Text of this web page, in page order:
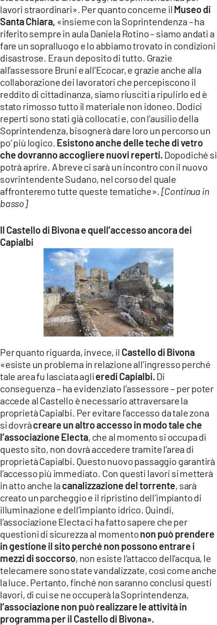
lavori straordinari». Per quanto concerne il Museo di
Santa Chiara, «insieme con la Soprintendenza – ha
riferito sempre in aula Daniela Rotino – siamo andati a
fare un sopralluogo e lo abbiamo trovato in condizioni
disastrose. Era un deposito di tutto. Grazie
all’assessore Bruni e all’Ecocar, e grazie anche alla
collaborazione dei lavoratori che percepiscono il
reddito di cittadinanza, siamo riusciti a ripulirlo ed è
stato rimosso tutto il materiale non idoneo. Dodici
reperti sono stati già collocati e, con l’ausilio della
Soprintendenza, bisognerà dare loro un percorso un
po’ più logico. Esistono anche delle teche di vetro
che dovranno accogliere nuovi reperti. Dopodiché si
potrà aprire. A breve ci sarà un incontro con il nuovo
sovrintendente Sudano, nel corso del quale
affronteremo tutte queste tematiche». [Continua in
basso]
Il Castello di Bivona e quell’accesso ancora dei
Capialbi
Per quanto riguarda, invece, il Castello di Bivona
«esiste un problema in relazione all’ingresso perché
tale area fu lasciata aglieredi Capialbi. Di
conseguenza – ha evidenziato l’assessore – per poter
accede al Castello è necessario attraversare la
proprietà Capialbi. Per evitare l’accesso da tale zona
si dovràcreare un altro accesso in modo tale che
l’associazione Electa, che al momento si occupa di
questo sito, non dovrà accedere tramite l’area di
proprietà Capialbi. Questo nuovo passaggio garantirà
l’accesso più immediato. Con questi lavori si metterà
in atto anche la canalizzazione del torrente, sarà
creato un parcheggio e il ripristino dell’impianto di
illuminazione e dell’impianto idrico. Quindi,
l’associazione Electa ci ha fatto sapere che per
questioni di sicurezza al momentonon può prendere
in gestione il sito perché non possono entrare i
mezzi di soccorso, non esiste l’attacco dell’acqua, le
telecamere sono state vandalizzate, così come anche
la luce. Pertanto, finché non saranno conclusi questi
lavori, di cui se ne occuperà la Soprintendenza,
l’associazione non può realizzare le attività in
programma per il Castello di Bivona».